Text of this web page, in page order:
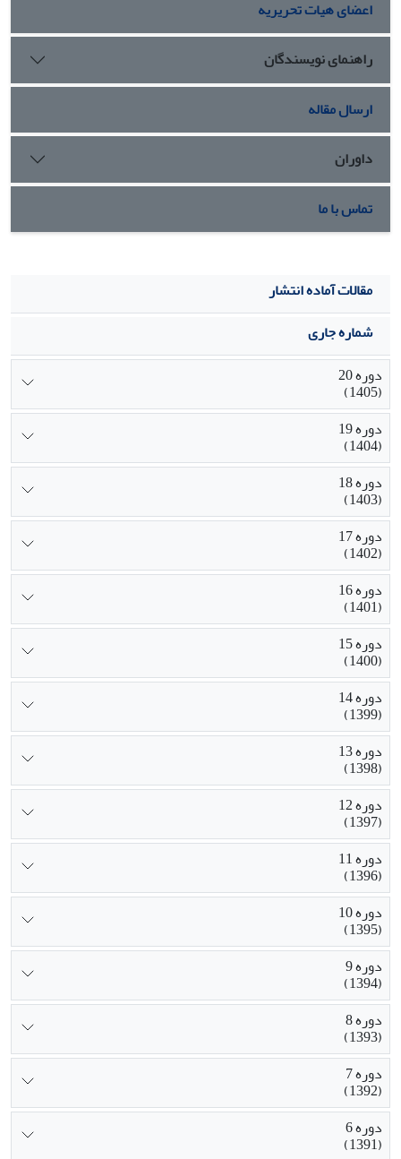
است که ادعایی نو و رادیکال با پشتوانه ای از فک تها )تز(
داشته باشد و مقالات مورد بررسی ما فاقد این ویژگی مهم
هستند.
اعضای هیات تحریریه
راهنمای نویسندگان
ارسال مقاله
داوران
تماس با ما
مقالات آماده انتشار
شماره جاری
دوره 20
(1405)
دوره 19
(1404)
دوره 18
(1403)
دوره 17
(1402)
دوره 16
(1401)
دوره 15
(1400)
دوره 14
(1399)
دوره 13
(1398)
دوره 12
(1397)
دوره 11
(1396)
دوره 10
(1395)
دوره 9
(1394)
دوره 8
(1393)
دوره 7
(1392)
دوره 6
(1391)